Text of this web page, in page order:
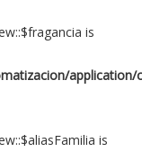
is
application/
is